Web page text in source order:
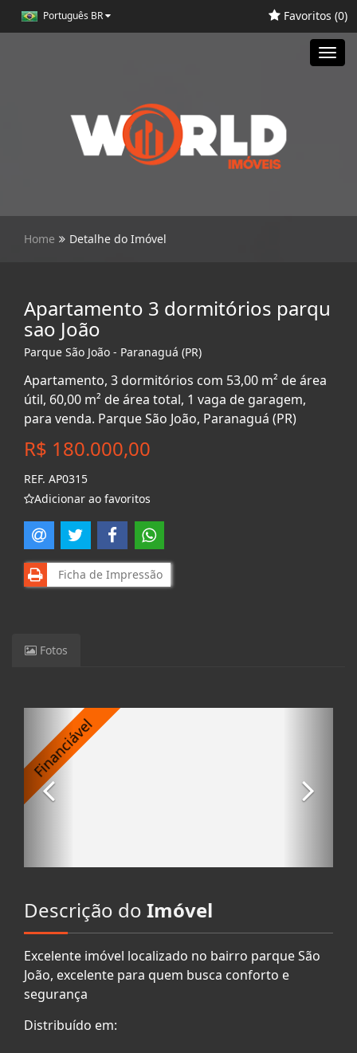
Português BR Favoritos (0)
Home Detalhe do Imóvel
Apartamento 3 dormitórios parqu
sao João
Parque São João - Paranaguá (PR)
Apartamento, 3 dormitórios com 53,00 m² de área
útil, 60,00 m² de área total, 1 vaga de garagem,
para venda. Parque São João, Paranaguá (PR)
R$ 180.000,00
REF. AP0315
Adicionar ao favoritos
Ficha de Impressão
Fotos
Descrição do Imóvel
Excelente imóvel localizado no bairro parque São
João, excelente para quem busca conforto e
segurança
Distribuído em: